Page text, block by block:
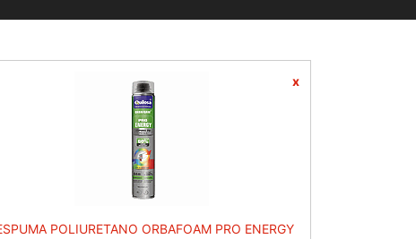
x
POLIURETANO ORBAFOAM PRO ENERGY